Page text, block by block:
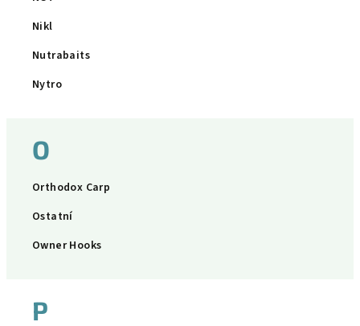
Nikl
Nutrabaits
Nytro
O
Orthodox Carp
Ostatní
Owner Hooks
P